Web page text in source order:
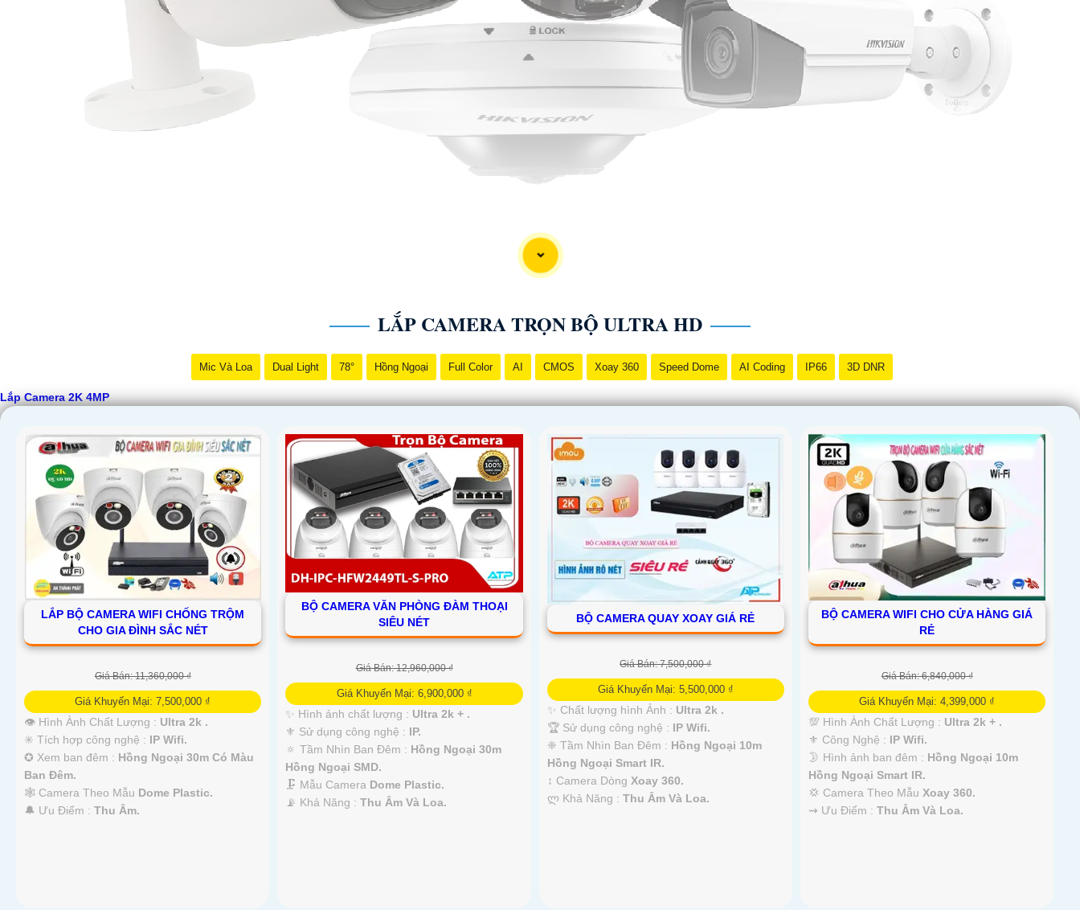
LẮP CAMERA TRỌN BỘ ULTRA HD
Mic Và Loa Dual Light 78° Hồng Ngoại Full Color AI CMOS Xoay 360 Speed Dome AI Coding IP66 3D DNR
Lắp Camera 2K 4MP
LẮP BỘ CAMERA WIFI CHỐNG TRỘM
CHO GIA ĐÌNH SẮC NÉT
Giá Bán: 11,360,000 ₫
Giá Khuyến Mại: 7,500,000 ₫
👁 Hình Ành Chất Lượng : Ultra 2k .
✳️ Tích hợp công nghệ : IP Wifi.
✪ Xem ban đêm : Hồng Ngoại 30m Có Màu
Ban Ðêm.
🕸️ Camera Theo Mẫu Dome Plastic.
️🔔 Ưu Điểm : Thu Âm.
BỘ CAMERA VĂN PHÒNG ĐÀM THOẠI
SIÊU NÉT
Giá Bán: 12,960,000 ₫
Giá Khuyến Mại: 6,900,000 ₫
✨ Hình ảnh chất lượng : Ultra 2k + .
⚜️ Sử dụng công nghệ : IP.
🔅 Tầm Nhìn Ban Đêm : Hồng Ngoại 30m
Hồng Ngoại SMD.
🗜️ Mẫu Camera Dome Plastic.
️📡 Khả Năng :Thu Âm Và Loa.
BỘ CAMERA QUAY XOAY GIÁ RẺ
Giá Bán: 7,500,000 ₫
Giá Khuyến Mại: 5,500,000 ₫
✨ Chất lượng hình Ảnh : Ultra 2k .
🏆 Sử dụng công nghệ : IP Wifi.
❈ Tầm Nhìn Ban Đêm : Hồng Ngoại 10m
Hồng Ngoại Smart IR.
↕️ Camera Dòng Xoay 360.
️ლ Khả Năng : Thu Âm Và Loa.
BỘ CAMERA WIFI CHO CỬA HÀNG GIÁ
RẺ
Giá Bán: 6,840,000 ₫
Giá Khuyến Mại: 4,399,000 ₫
💯 Hình Ành Chất Lượng : Ultra 2k + .
⚜️ Công Nghệ : IP Wifi.
🌛 Hình ảnh ban đêm : Hồng Ngoại 10m
Hồng Ngoại Smart IR.
💢 Camera Theo Mẫu Xoay 360.
️⇝ Ưu Điểm :Thu Âm Và Loa.